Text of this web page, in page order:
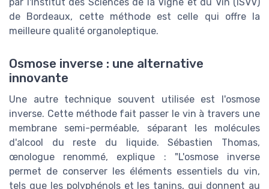
par l'Institut des Sciences de la Vigne et du Vin (ISVV)
de Bordeaux, cette méthode est celle qui offre la
meilleure qualité organoleptique.
Osmose inverse : une alternative
innovante
Une autre technique souvent utilisée est l'osmose
inverse. Cette méthode fait passer le vin à travers une
membrane semi-perméable, séparant les molécules
d'alcool du reste du liquide. Sébastien Thomas,
œnologue renommé, explique : "L'osmose inverse
permet de conserver les éléments essentiels du vin,
tels que les polyphénols et les tanins, qui donnent au